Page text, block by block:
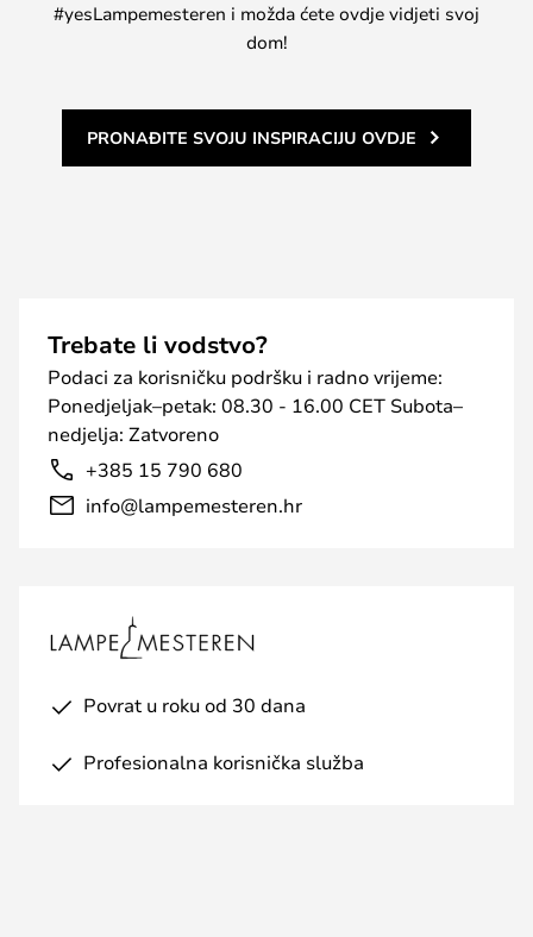
#yesLampemesteren i možda ćete ovdje vidjeti svoj
dom!
PRONAĐITE SVOJU INSPIRACIJU OVDJE
Trebate li vodstvo?
Podaci za korisničku podršku i radno vrijeme:
Ponedjeljak–petak: 08.30 - 16.00 CET Subota–
nedjelja: Zatvoreno
+385 15 790 680
info@lampemesteren.hr
Povrat u roku od 30 dana
Profesionalna korisnička služba